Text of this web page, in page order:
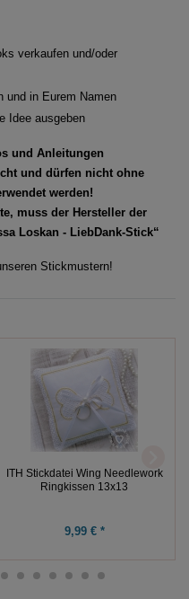
verkaufen und/oder
und in Eurem Namen
Idee ausgeben
und Anleitungen
und dürfen nicht ohne
werden!
muss der Hersteller der
Loskan - LiebDank-Stick“
Stickmustern!
ITH Stickdatei Wing Needlework
Ringkissen 13x13
9,99 € *